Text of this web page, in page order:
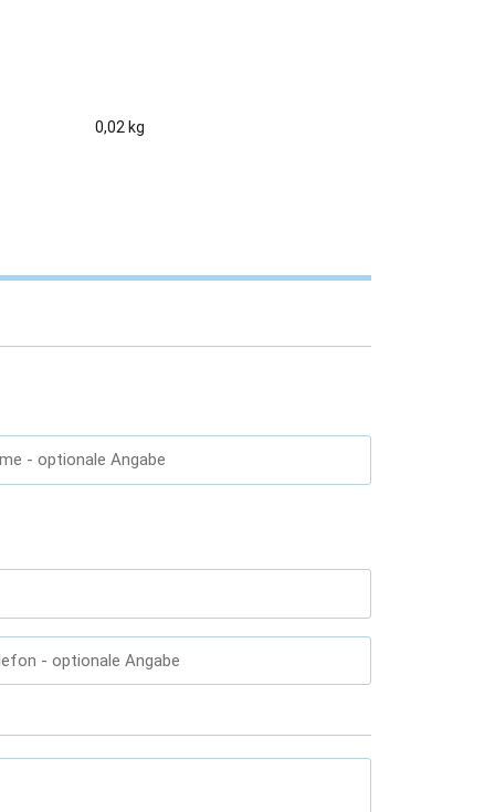
0,02 kg
- optionale Angabe
- optionale Angabe